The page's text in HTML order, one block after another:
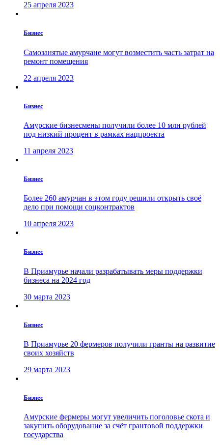
25 апреля 2023
Бизнес
Самозанятые амурчане могут возместить часть затрат на
ремонт помещения
22 апреля 2023
Бизнес
Амурские бизнесмены получили более 10 млн рублей
под низкий процент в рамках нацпроекта
11 апреля 2023
Бизнес
Более 260 амурчан в этом году решили открыть своё
дело при помощи соцконтрактов
10 апреля 2023
Бизнес
В Приамурье начали разрабатывать меры поддержки
бизнеса на 2024 год
30 марта 2023
Бизнес
В Приамурье 20 фермеров получили гранты на развитие
своих хозяйств
29 марта 2023
Бизнес
Амурские фермеры могут увеличить поголовье скота и
закупить оборудование за счёт грантовой поддержки
государства